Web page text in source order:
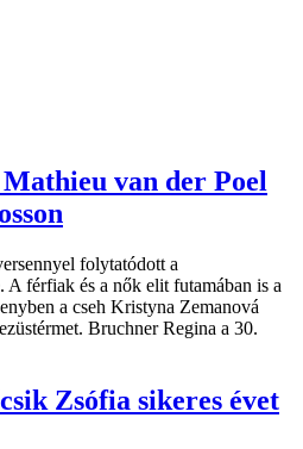
van der Poel
folytatódott a
A férfiak és a nők elit futamában is a
a cseh Kristyna Zemanová
Bruchner Regina a 30.
Zsófia sikeres évet